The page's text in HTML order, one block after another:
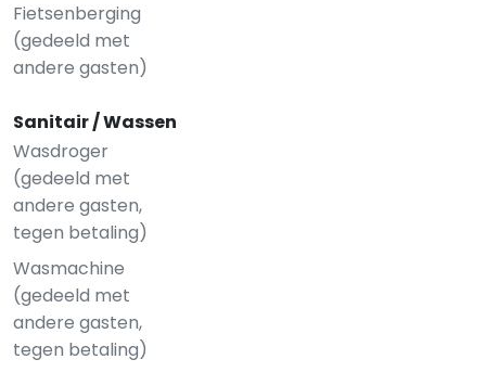
Fietsenberging
(gedeeld met
andere gasten)
Sanitair / Wassen
Wasdroger
(gedeeld met
andere gasten,
tegen betaling)
Wasmachine
(gedeeld met
andere gasten,
tegen betaling)